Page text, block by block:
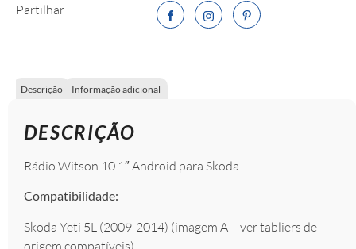
Partilhar
Descrição Informação adicional
DESCRIÇÃO
Rádio Witson 10.1″ Android para Skoda
Compatibilidade:
Skoda Yeti 5L (2009-2014) (imagem A – ver tabliers de
origem compatíveis)